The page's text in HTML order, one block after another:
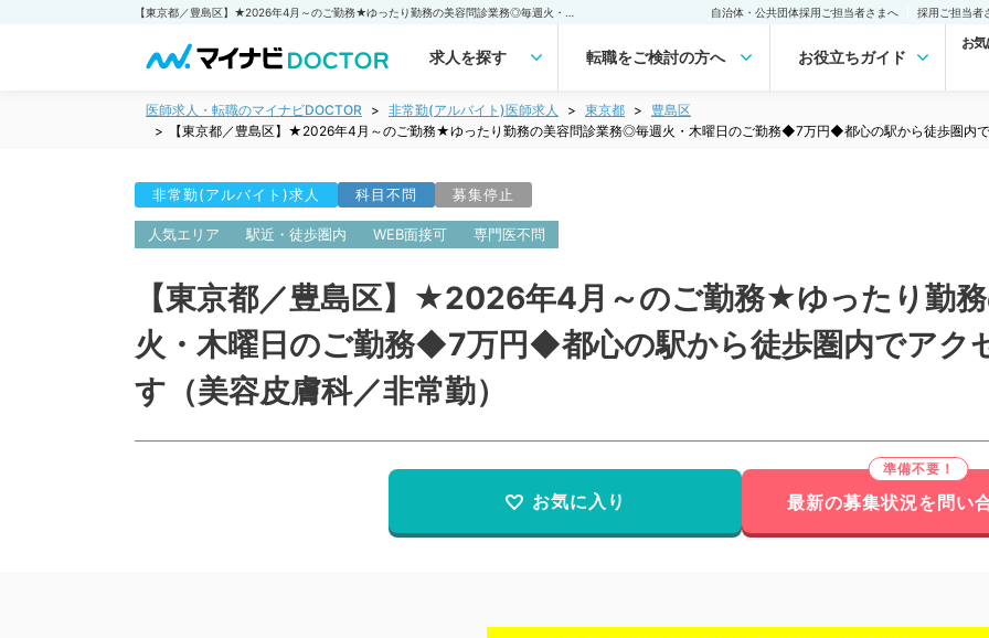
自治体・公共団体採用ご担当者さまへ 採用ご担当者
求人を探す 転職をご検討の方へ お役立ちガイド
お
医師求人・転職のマイナビDOCTOR 非常勤(アルバイト)医師求人 東京都
豊島区
【東京都／豊島区】★2026年4月～のご勤務★ゆったり勤務の美容問診業務◎毎週火・木曜日のご勤務◆7万円◆都心の駅から徒歩圏内
非常勤(アルバイト)求人 科目不問 募集停止
人気エリア 駅近・徒歩圏内 WEB面接可 専門医不問
【東京都／豊島区】★2026年4月～のご勤務★ゆったり勤
火・木曜日のご勤務◆7万円◆都心の駅から徒歩圏内でアク
す（美容皮膚科／非常勤）
お気に入り 最新の募集状況を問い